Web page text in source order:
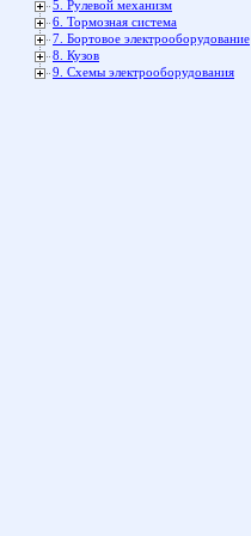
5. Рулевой механизм
6. Тормозная система
7. Бортовое электрооборудование
8. Кузов
9. Схемы электрооборудования